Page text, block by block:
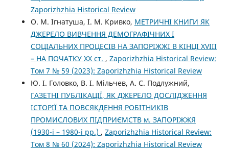
Zaporizhzhia Historical Review
О. М. Ігнатуша, І. М. Кривко, МЕТРИЧНІ КНИГИ ЯК
ДЖЕРЕЛО ВИВЧЕННЯ ДЕМОГРАФІЧНИХ І
СОЦІАЛЬНИХ ПРОЦЕСІВ НА ЗАПОРІЖЖІ В КІНЦІ ХVІІІ
– НА ПОЧАТКУ ХХ ст. , Zaporizhzhia Historical Review:
Том 7 № 59 (2023): Zaporizhzhia Historical Review
Ю. І. Головко, В. І. Мільчев, А. C. Подлужний,
ГАЗЕТНІ ПУБЛІКАЦІЇ, ЯК ДЖЕРЕЛО ДОСЛІДЖЕННЯ
ІСТОРІЇ ТА ПОВСЯКДЕННЯ РОБІТНИКІВ
ПРОМИСЛОВИХ ПІДПРИЄМСТВ м. ЗАПОРІЖЖЯ
(1930-і – 1980-і рр.) , Zaporizhzhia Historical Review:
Том 8 № 60 (2024): Zaporizhzhia Historical Review